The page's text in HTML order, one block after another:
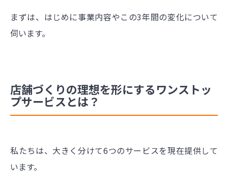
まずは、はじめに事業内容やこの3年間の変化について
伺います。
店舗づくりの理想を形にするワンストッ
プサービスとは？
私たちは、大きく分けて6つのサービスを現在提供して
います。